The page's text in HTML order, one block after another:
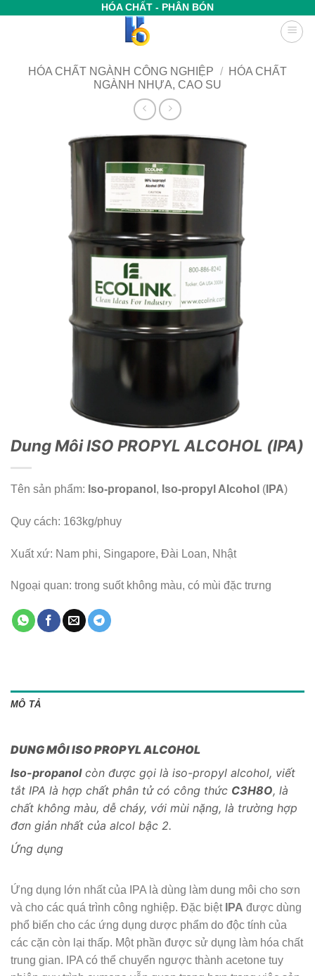
HÓA CHẤT - PHÂN BÓN
HÓA CHẤT NGÀNH CÔNG NGHIỆP /
HÓA CHẤT
NGÀNH NHỰA, CAO SU
Dung Môi ISO PROPYL ALCOHOL (IPA)
Tên sản phẩm: Iso-propanol , Iso-propyl Alcohol ( IPA)
Quy cách: 163kg/phuy
Xuất xứ: Nam phi, Singapore, Đài Loan, Nhật
Ngoại quan: trong suốt không màu, có mùi đặc trưng
MÔ TẢ
DUNG MÔI ISO PROPYL ALCOHOL
Iso-propanolcòn được gọi là iso-propyl alcohol, viết
tắt IPA là hợp chất phân tử có công thức C3H8O, là
chất không màu, dễ cháy, với mùi nặng, là trường hợp
đơn giản nhất của alcol bậc 2.
Ứng dụng
Ứng dụng lớn nhất của IPA là dùng làm dung môi cho sơn
và cho các quá trình công nghiệp. Đặc biệt IPA được dùng
phổ biến cho các ứng dụng dược phẩm do độc tính của
các cặn còn lại thấp. Một phần được sử dụng làm hóa chất
trung gian. IPA có thể chuyển ngược thành acetone tuy